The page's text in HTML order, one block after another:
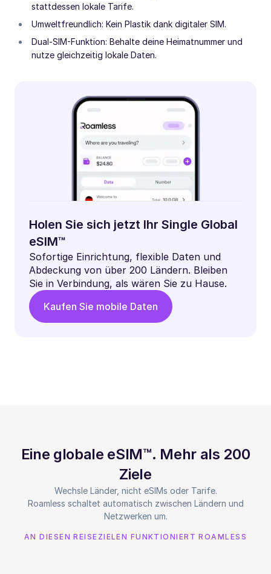
stattdessen lokale Tarife.
Umweltfreundlich: Kein Plastik dank digitaler SIM.
Dual-SIM-Funktion: Behalte deine Heimatnummer und
nutze gleichzeitig lokale Daten.
Holen Sie sich jetzt Ihr Single Global
eSIM™
Sofortige Einrichtung, flexible Daten und
Abdeckung von über 200 Ländern. Bleiben
Sie in Verbindung, als wären Sie zu Hause.
Kaufen Sie mobile Daten
Eine globale eSIM™. Mehr als 200
Ziele
Wechsle Länder, nicht eSIMs oder Tarife.
Roamless schaltet automatisch zwischen Ländern und
Netzwerken um.
AN DIESEN REISEZIELEN FUNKTIONIERT ROAMLESS